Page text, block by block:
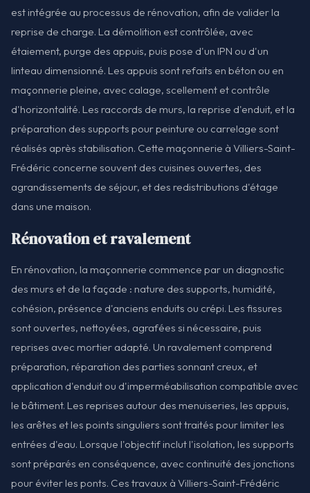
est intégrée au processus de rénovation, afin de valider la
reprise de charge. La démolition est contrôlée, avec
étaiement, purge des appuis, puis pose d'un IPN ou d'un
linteau dimensionné. Les appuis sont refaits en béton ou en
maçonnerie pleine, avec calage, scellement et contrôle
d'horizontalité. Les raccords de murs, la reprise d'enduit, et la
préparation des supports pour peinture ou carrelage sont
réalisés après stabilisation. Cette maçonnerie à Villiers-Saint-
Frédéric concerne souvent des cuisines ouvertes, des
agrandissements de séjour, et des redistributions d'étage
dans une maison.
Rénovation et ravalement
En rénovation, la maçonnerie commence par un diagnostic
des murs et de la façade : nature des supports, humidité,
cohésion, présence d'anciens enduits ou crépi. Les fissures
sont ouvertes, nettoyées, agrafées si nécessaire, puis
reprises avec mortier adapté. Un ravalement comprend
préparation, réparation des parties sonnant creux, et
application d'enduit ou d'imperméabilisation compatible avec
le bâtiment. Les reprises autour des menuiseries, les appuis,
les arêtes et les points singuliers sont traités pour limiter les
entrées d'eau. Lorsque l'objectif inclut l'isolation, les supports
sont préparés en conséquence, avec continuité des jonctions
pour éviter les ponts. Ces travaux à Villiers-Saint-Frédéric